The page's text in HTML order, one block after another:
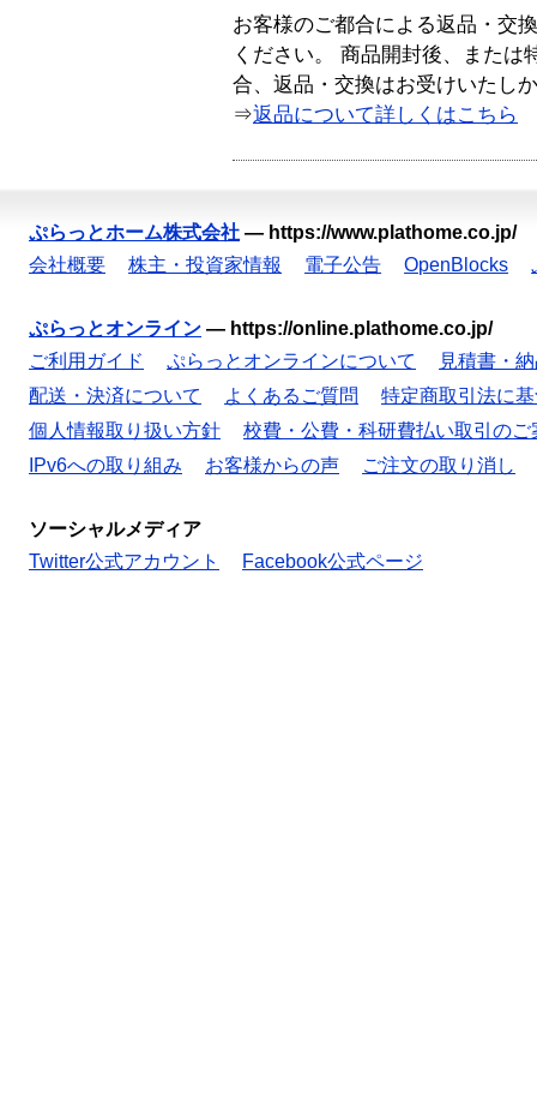
お客様のご都合による返品・交
ください。 商品開封後、または
合、返品・交換はお受けいたし
⇒返品について詳しくはこちら
ぷらっとホーム株式会社 — https://www.plathome.co.jp/
会社概要
株主・投資家情報 電子公告 OpenBlocks
ぷらっとオンライン — https://online.plathome.co.jp/
ご利用ガイド
ぷらっとオンラインについて
見積書・
配送・決済について
よくあるご質問
特定商取引法に
個人情報取り扱い方針
校費・公費・科研費払い取引のご
IPv6への取り組み
お客様からの声 ご注文の取り消し
ソーシャルメディア
Twitter公式アカウント
Facebook公式ページ